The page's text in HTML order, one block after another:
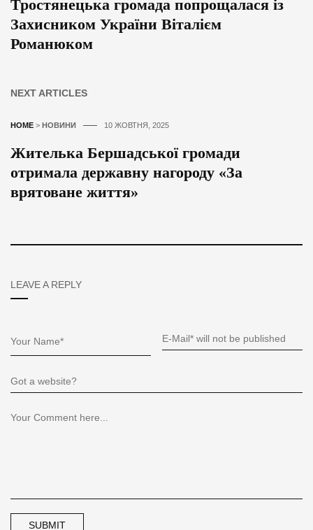
Тростянецька громада попрощалася із
Захисником України Віталієм
Романюком
NEXT ARTICLES
HOME > НОВИНИ 10 ЖОВТНЯ, 2025
Жителька Бершадської громади
отримала державну нагороду «За
врятоване життя»
LEAVE A REPLY